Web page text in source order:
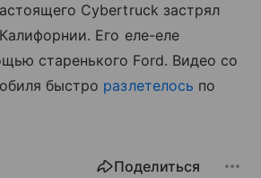
Cybertruck застрял
Его еле-еле
старенького Ford. Видео со
быстро разлетелось по
Поделиться